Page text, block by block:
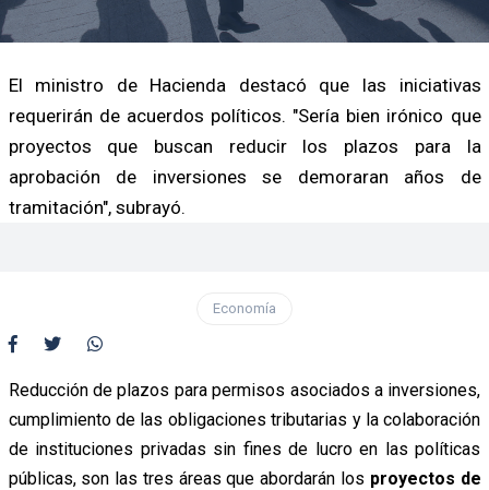
El ministro de Hacienda destacó que las iniciativas
requerirán de acuerdos políticos. "Sería bien irónico que
proyectos que buscan reducir los plazos para la
aprobación de inversiones se demoraran años de
tramitación", subrayó.
Economía
Reducción de plazos para permisos asociados a inversiones,
cumplimiento de las obligaciones tributarias y la colaboración
de instituciones privadas sin fines de lucro en las políticas
públicas, son las tres áreas que abordarán los proyectos de